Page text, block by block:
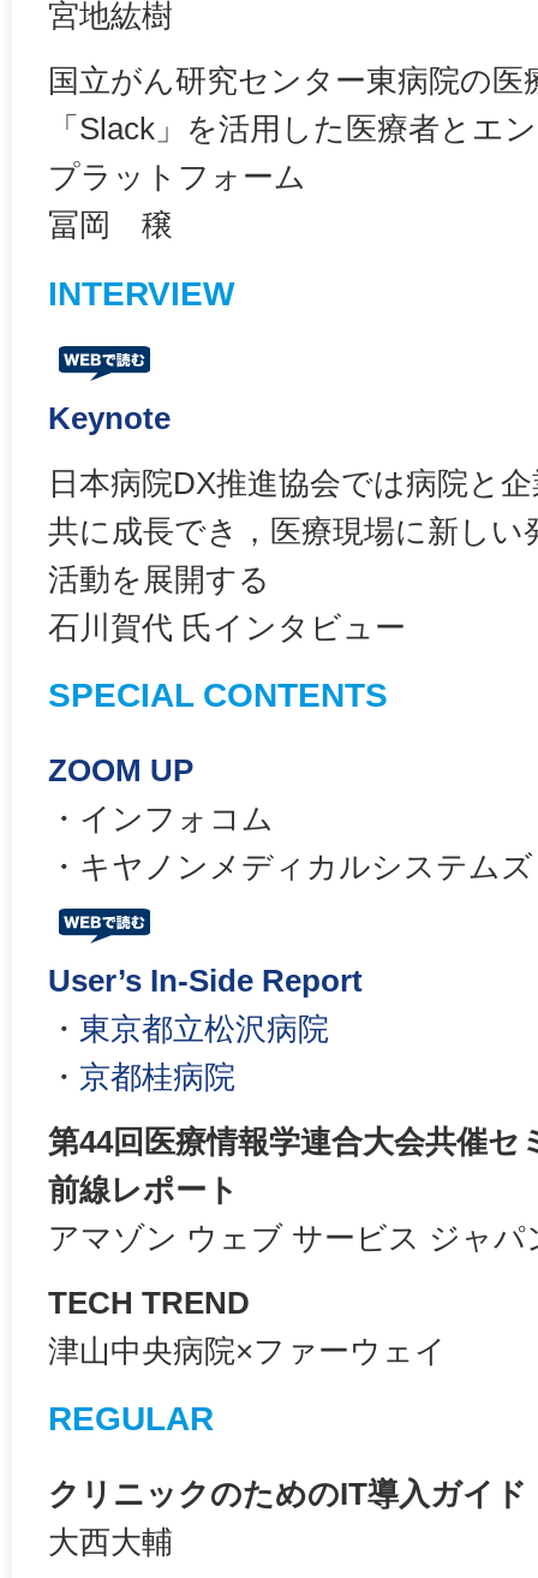
宮地紘樹
国立がん研究センター東病院の
「Slack」を活用した医療者とエ
プラットフォーム
冨岡 穣
INTERVIEW
Keynote
日本病院DX推進協会では病院と
共に成長でき，医療現場に新しい
活動を展開する
石川賀代 氏インタビュー
SPECIAL CONTENTS
ZOOM UP
・インフォコム
・キヤノンメディカルシステムズ
User’s In-Side Report
・ 東京都立松沢病院
・ 京都桂病院
第44回医療情報学連合大会共催セ
前線レポート
アマゾン ウェブ サービス ジャパ
TECH TREND
津山中央病院×ファーウェイ
REGULAR
クリニックのためのIT導入ガイド
大西大輔